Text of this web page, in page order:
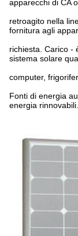
apparecchi di CA o
retroagito nella
fornitura agli
richiesta. Carico -
sistema solare
computer,
Fonti di energia
energia rinnovabili.